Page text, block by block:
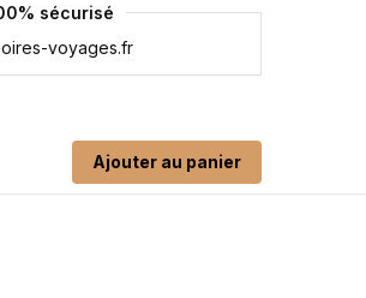
sécurisé
Ajouter au panier